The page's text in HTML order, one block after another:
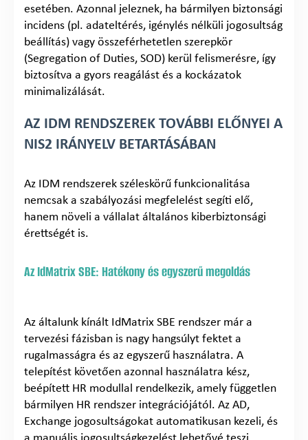
esetében. Azonnal jeleznek, ha bármilyen biztonsági
incidens (pl. adateltérés, igénylés nélküli jogosultság
beállítás) vagy összeférhetetlen szerepkör
(Segregation of Duties, SOD) kerül felismerésre, így
biztosítva a gyors reagálást és a kockázatok
minimalizálását.
AZ IDM RENDSZEREK TOVÁBBI ELŐNYEI A
NIS2 IRÁNYELV BETARTÁSÁBAN
Az IDM rendszerek széleskörű funkcionalitása
nemcsak a szabályozási megfelelést segíti elő,
hanem növeli a vállalat általános kiberbiztonsági
érettségét is.
Az IdMatrix SBE: Hatékony és egyszerű megoldás
Az általunk kínált IdMatrix SBE rendszer már a
tervezési fázisban is nagy hangsúlyt fektet a
rugalmasságra és az egyszerű használatra. A
telepítést követően azonnal használatra kész,
beépített HR modullal rendelkezik, amely független
bármilyen HR rendszer integrációjától. Az AD,
Exchange jogosultságokat automatikusan kezeli, és